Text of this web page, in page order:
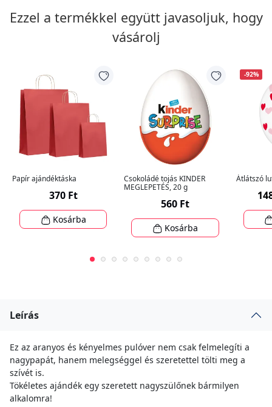
Ezzel a termékkel együtt javasoljuk, hogy
vásárolj
Papír ajándéktáska
370 Ft
Kosárba
Csokoládé tojás KINDER
MEGLEPETÉS, 20 g
560 Ft
Kosárba
-92%
Átlátszó
Leírás
Ez az aranyos és kényelmes pulóver nem csak felmelegíti a
nagypapát, hanem melegséggel és szeretettel tölti meg a
szívét is.
Tökéletes ajándék egy szeretett nagyszülőnek bármilyen
alkalomra!